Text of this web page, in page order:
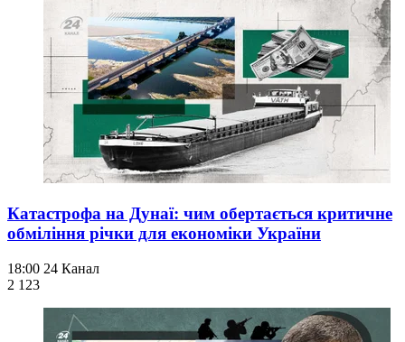
Катастрофа на Дунаї: чим обертається критичне
обміління річки для економіки України
18:00 24 Канал
2 123